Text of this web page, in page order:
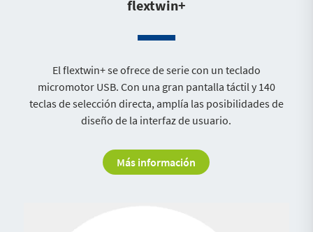
flextwin+
El flextwin+ se ofrece de serie con un teclado
micromotor USB. Con una gran pantalla táctil y 140
teclas de selección directa, amplía las posibilidades de
diseño de la interfaz de usuario.
Más información